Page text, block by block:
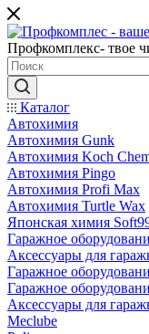
Профкомплекс- твое
Каталог
Автохимия
Автохимия Gunk
Автохимия Koch
Автохимия Pingo
Автохимия Profi Max
Автохимия Turtle Wax
Японская химия
Гаражное
Аксессуары для
Гаражное
Гаражное
Аксессуары для
Meclube